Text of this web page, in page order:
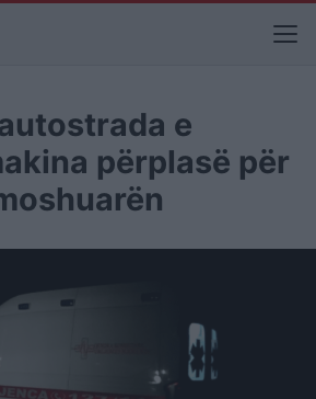
e
përplasë për